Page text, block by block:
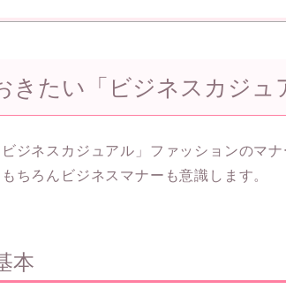
きたい「ビジネスカジュ
ジネスカジュアル」ファッションのマ
ちろんビジネスマナーも意識します。
本